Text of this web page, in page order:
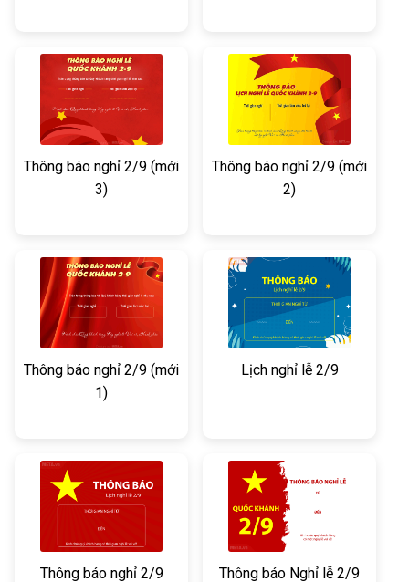
Thông báo nghỉ 2/9 (mới
3)
Thông báo nghỉ 2/9 (mới
2)
Thông báo nghỉ 2/9 (mới
1)
Lịch nghỉ lễ 2/9
Thông báo nghỉ 2/9 Thông báo Nghỉ lễ 2/9